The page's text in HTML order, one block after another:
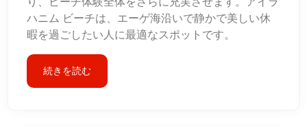
ハニム ビーチは、エーゲ海沿いで静かで美しい休
暇を過ごしたい人に最適なスポットです。
続きを読む